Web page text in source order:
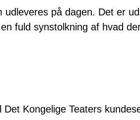
på dagen. Det er
fuld synstolkning af hvad
Kongelige Teaters